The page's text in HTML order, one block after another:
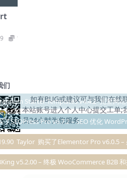
19.9
们
如有BUG或建议可与我们在线
本站账号进入个人中心提交工单;
员24小时为您服务。
了SEOPress Pro v6.7.2 – SEO 优化
Taylor 购买了Elementor Pro v6.0.5 –
v5.2.00 – 终极 WooCommerce B2B